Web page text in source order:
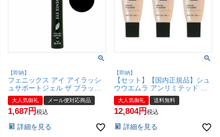
【即納】
フェニックス アイ アイラッシ
ュサポートジェル ザ ブラック
8ml【まつげパーマ まつげコー
ティング剤 まつげ美容液 まつ
育】【メール便対応商品】
大人気御礼 メール便対応商品
1,687 税込
詳細を見る
【即納】
【セット】【国内正規品】シュ
ウウエムラ アンリミテッド ブ
ロック：ブースター アドバンス
ト 30ml×3個 #ヌードベージュ
SPF50+ PA+++ 【化粧下地 メ
料無料】(6044958-set3)
大人気御礼 送料無料
12,804 税込
詳細を見る